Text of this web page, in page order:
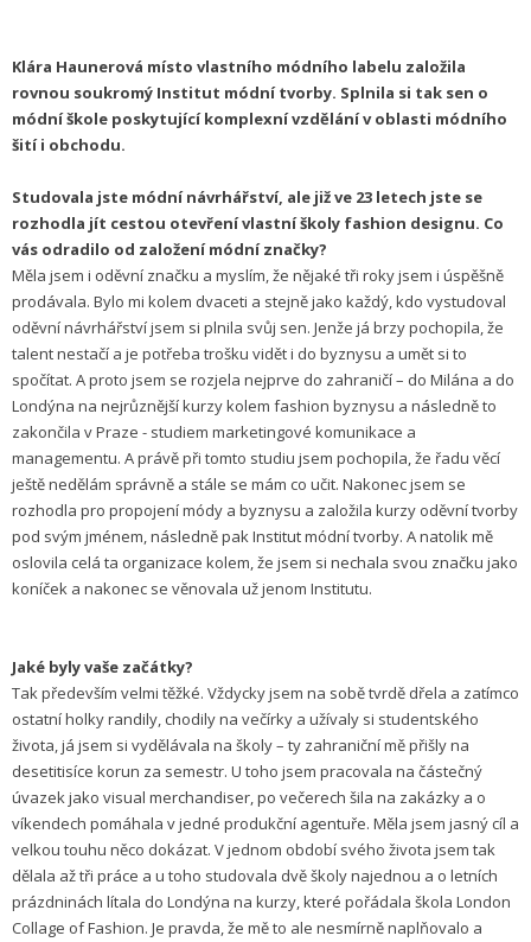
Klára Haunerová místo vlastního módního labelu založila
rovnou soukromý Institut módní tvorby. Splnila si tak sen o
módní škole poskytující komplexní vzdělání v oblasti módního
šití i obchodu.
Studovala jste módní návrhářství, ale již ve 23 letech jste se
rozhodla jít cestou otevření vlastní školy fashion designu. Co
vás odradilo od založení módní značky?
Měla jsem i oděvní značku a myslím, že nějaké tři roky jsem i úspěšně
prodávala. Bylo mi kolem dvaceti a stejně jako každý, kdo vystudoval
oděvní návrhářství jsem si plnila svůj sen. Jenže já brzy pochopila, že
talent nestačí a je potřeba trošku vidět i do byznysu a umět si to
spočítat. A proto jsem se rozjela nejprve do zahraničí – do Milána a do
Londýna na nejrůznější kurzy kolem fashion byznysu a následně to
zakončila v Praze - studiem marketingové komunikace a
managementu. A právě při tomto studiu jsem pochopila, že řadu věcí
ještě nedělám správně a stále se mám co učit. Nakonec jsem se
rozhodla pro propojení módy a byznysu a založila kurzy oděvní tvorby
pod svým jménem, následně pak Institut módní tvorby. A natolik mě
oslovila celá ta organizace kolem, že jsem si nechala svou značku jako
koníček a nakonec se věnovala už jenom Institutu.
Jaké byly vaše začátky?
Tak především velmi těžké. Vždycky jsem na sobě tvrdě dřela a zatímco
ostatní holky randily, chodily na večírky a užívaly si studentského
života, já jsem si vydělávala na školy – ty zahraniční mě přišly na
desetitisíce korun za semestr. U toho jsem pracovala na částečný
úvazek jako visual merchandiser, po večerech šila na zakázky a o
víkendech pomáhala v jedné produkční agentuře. Měla jsem jasný cíl a
velkou touhu něco dokázat. V jednom období svého života jsem tak
dělala až tři práce a u toho studovala dvě školy najednou a o letních
prázdninách lítala do Londýna na kurzy, které pořádala škola London
Collage of Fashion. Je pravda, že mě to ale nesmírně naplňovalo a